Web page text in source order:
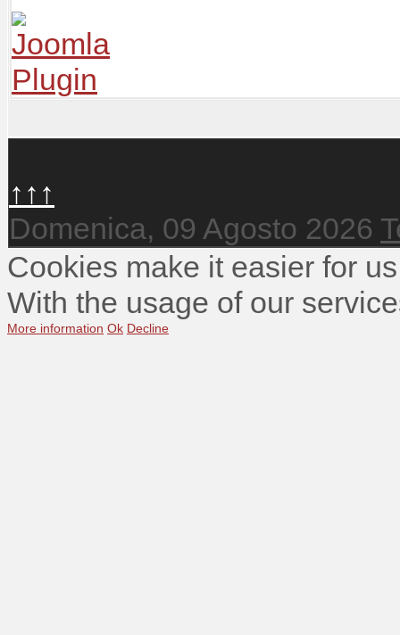
↑↑↑
Domenica, 09 Agosto 2026
Cookies make it easier for
With the usage of our
More information Ok Decline